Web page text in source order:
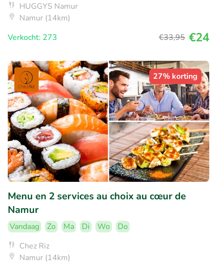
HUGGYS Namur
Namur (14km)
Verkocht: 273
€33,95 €24
27% korting
Menu en 2 services au choix au cœur de
Namur
Vandaag Zo Ma Di Wo
Do
Chez Riz
Namur (14km)